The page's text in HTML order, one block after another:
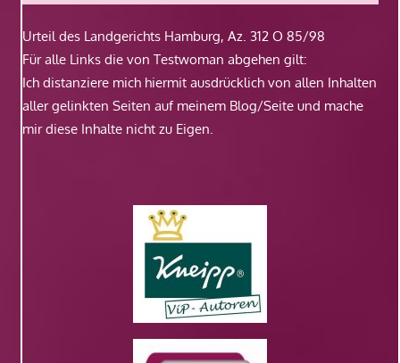
Urteil des Landgerichts Hamburg, Az. 312 O 85/98
Für alle Links die von Testwoman abgehen gilt:
Ich distanziere mich hiermit ausdrücklich von allen Inhalten
aller gelinkten Seiten auf meinem Blog/Seite und mache
mir diese Inhalte nicht zu Eigen.